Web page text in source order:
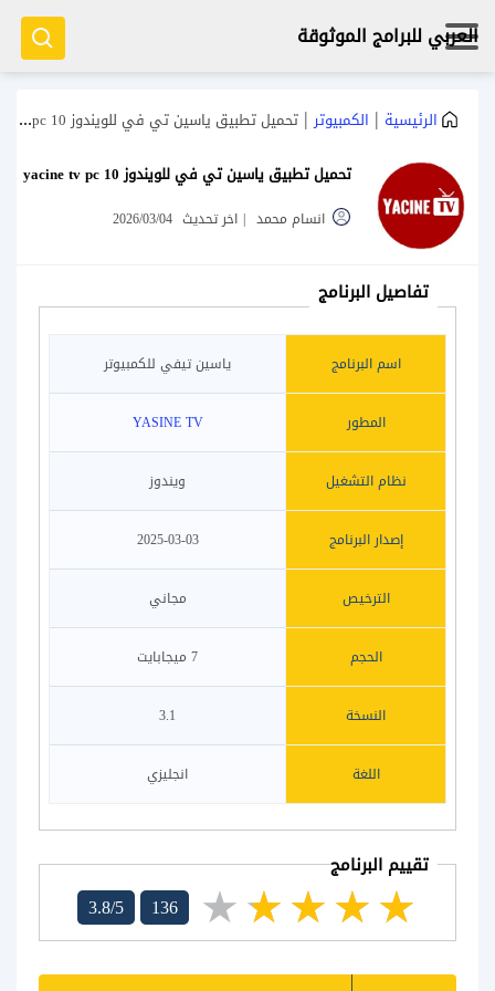
العربي للبرامج الموثوقة
الرئيسية | الكمبيوتر | تحميل تطبيق ياسين تي في للويندوز 10 yacine tv pc
تحميل تطبيق ياسين تي في للويندوز 10 yacine tv pc
انسام محمد | اخر تحديث 2026/03/04
تفاصيل البرنامج
اسم البرنامج ياسين تيفي للكمبيوتر
المطور YASINE TV
نظام التشغيل ويندوز
إصدار البرنامج 2025-03-03
الترخيص مجاني
الحجم 7 ميجابايت
النسخة 3.1
اللغة انجليزي
تقييم البرنامج
3.8/5 136